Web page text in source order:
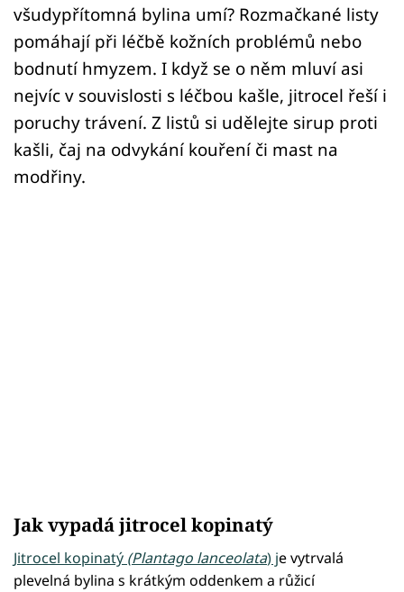
všudypřítomná bylina umí? Rozmačkané listy
pomáhají při léčbě kožních problémů nebo
bodnutí hmyzem. I když se o něm mluví asi
nejvíc v souvislosti s léčbou kašle, jitrocel řeší i
poruchy trávení. Z listů si udělejte sirup proti
kašli, čaj na odvykání kouření či mast na
modřiny.
Jak vypadá jitrocel kopinatý
Jitrocel kopinatý (Plantago lanceolata) je vytrvalá
plevelná bylina s krátkým oddenkem a růžicí